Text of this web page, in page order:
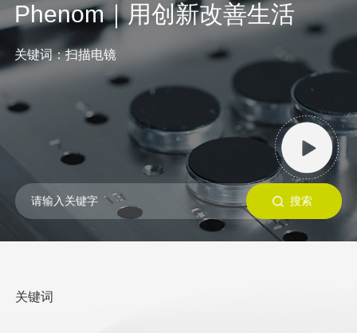
Phenom｜用创新改善生活
关键词：扫描电镜
关键词